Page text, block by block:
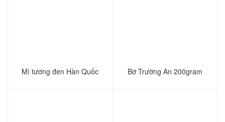
Mì tương đen Hàn Quốc Bơ Trường An 200gram